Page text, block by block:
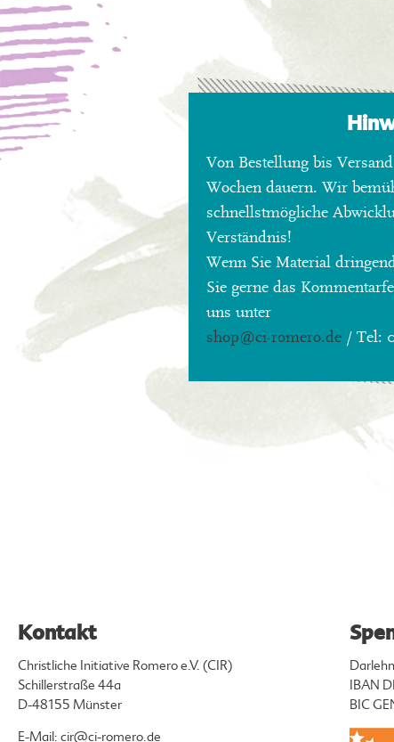
Von Bestellung bis
Wochen dauern. Wir
schnellstmögliche
Verständnis!
Wenn Sie Material
Sie gerne das
uns unter
shop@ci-romero.de / Tel:
Kontakt
Christliche Initiative Romero e.V. (CIR)
Schillerstraße 44a
D-48155 Münster
E-Mail: cir@ci-romero.de
IBAN
BIC